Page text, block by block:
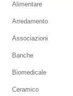
Alimentare
Arredamento
Associazioni
Banche
Biomedicale
Ceramico